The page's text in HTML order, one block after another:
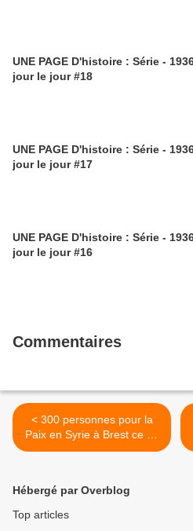
UNE PAGE D'histoire : Série -
jour le jour #18
UNE PAGE D'histoire : Série -
jour le jour #17
UNE PAGE D'histoire : Série -
jour le jour #16
Commentaires
< 300 personnes pour la
Paix en Syrie à Brest ce 15
décembre 2016
Hébergé par Overblog
Top articles